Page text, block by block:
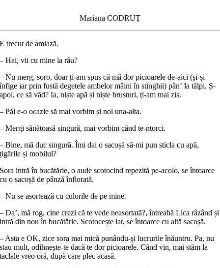
Mariana CODRUŢ
E trecut de amiază.
– Hai, vii cu mine la râu?
– Nu merg, soro, doar ți-am spus că mă dor picioarele de-aici (și-și
înfige iar prin fustă degetele ambelor mâini în stinghii) pânʼ la tălpi. Ș-
apoi, ce să văd? Ia, niște apă și niște brusturi, ți-am mai zis.
– Păi e-o ocazie să mai vorbim și noi una-alta.
– Mergi sănătoasă singură, mai vorbim când te-ntorci.
– Bine, mă duc singură. Îmi dai o sacoșă să-mi pun sticla cu apă,
țigările și mobilul?
Sora intră în bucătărie, o aude scotocind repezită pe-acolo, se întoarce
cu o sacoșă de pânză înflorată.
– Nu se asortează cu culorile de pe mine.
– Daʼ, mă rog, cine crezi că te vede neasortată?, întreabă Lica râzând și
intră din nou în bucătărie. Scotocește iar, se întoarce cu altă sacoșă.
– Asta e OK, zice sora mai mică punându-și lucrurile înăuntru. Pa, nu
stau mult, odihnește-te dacă te dor picioarele. Când vin, mai stăm la
taclale vreo oră, după care plec acasă.